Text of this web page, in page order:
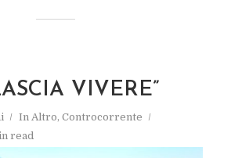
VIVERE”
In Altro, Controcorrente
read